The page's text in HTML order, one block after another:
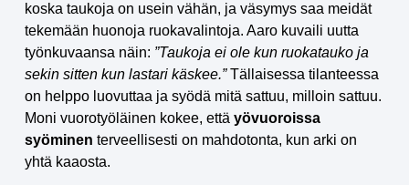
koska taukoja on usein vähän, ja väsymys saa meidät
tekemään huonoja ruokavalintoja. Aaro kuvaili uutta
työnkuvaansa näin: ”Taukoja ei ole kun ruokatauko ja
sekin sitten kun lastari käskee.”Tällaisessa tilanteessa
on helppo luovuttaa ja syödä mitä sattuu, milloin sattuu.
Moni vuorotyöläinen kokee, että yövuoroissa
syöminen terveellisesti on mahdotonta, kun arki on
yhtä kaaosta.